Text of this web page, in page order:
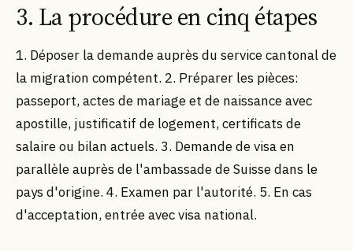
3. La procédure en cinq étapes
1. Déposer la demande auprès du service cantonal de
la migration compétent. 2. Préparer les pièces:
passeport, actes de mariage et de naissance avec
apostille, justificatif de logement, certificats de
salaire ou bilan actuels. 3. Demande de visa en
parallèle auprès de l'ambassade de Suisse dans le
pays d'origine. 4. Examen par l'autorité. 5. En cas
d'acceptation, entrée avec visa national.